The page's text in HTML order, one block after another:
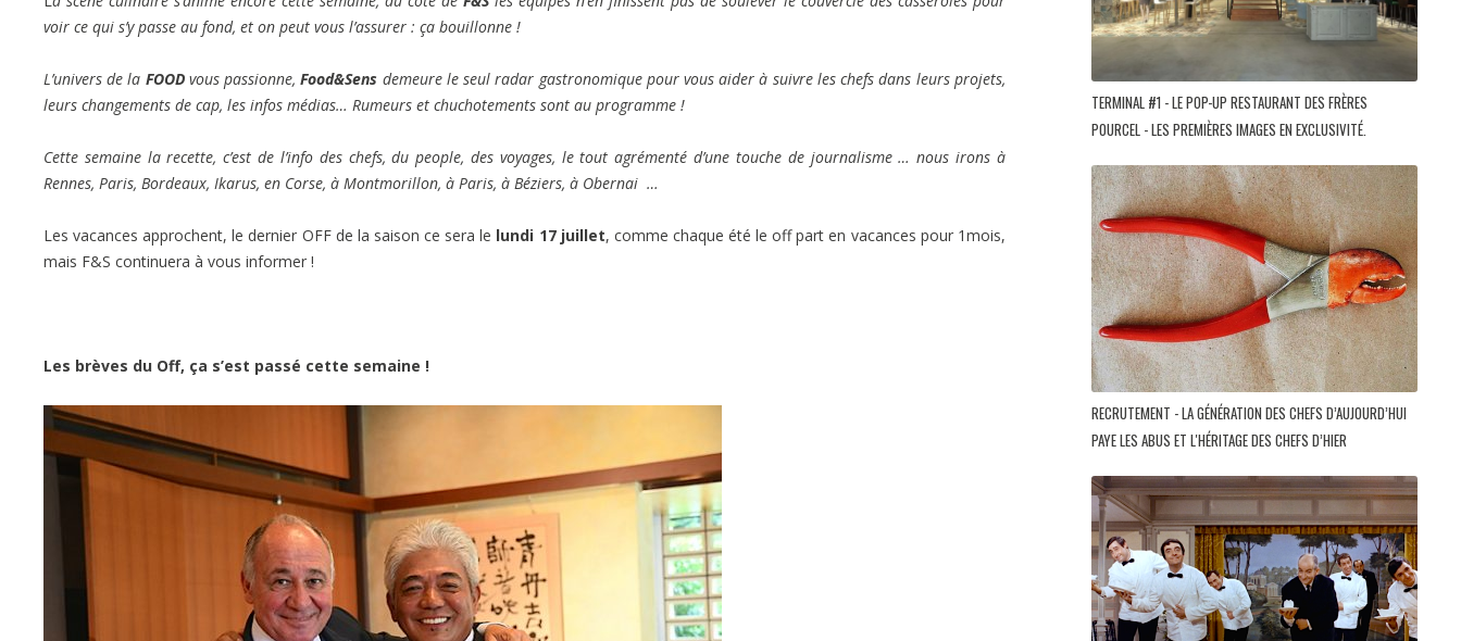
voir ce qui s’y passe au fond, et on peut vous l’assurer : ça bouillonne !
L’univers de la FOODvous passionne,Food&Sens demeure le seul radar gastronomique pour vous aider à suivre les chefs dans leurs projets,
leurs changements de cap, les infos médias… Rumeurs et chuchotements sont au programme !
Cette semaine la recette, c’est de l’info des chefs, du people, des voyages, le tout agrémenté d’une touche de journalisme … nous irons à
Rennes, Paris, Bordeaux, Ikarus, en Corse, à Montmorillon, à Paris, à Béziers, à Obernai …
Les vacances approchent, le dernier OFF de la saison ce sera le lundi 17 juillet, comme chaque été le off part en vacances pour 1mois,
mais F&S continuera à vous informer !
Les brèves du Off, ça s’est passé cette semaine !
TERMINAL #1 - LE POP-UP RESTAURANT DES FRÈRES
POURCEL - LES PREMIÈRES IMAGES EN EXCLUSIVITÉ.
RECRUTEMENT - LA GÉNÉRATION DES CHEFS D’AUJOURD’HUI
PAYE LES ABUS ET L'HÉRITAGE DES CHEFS D’HIER